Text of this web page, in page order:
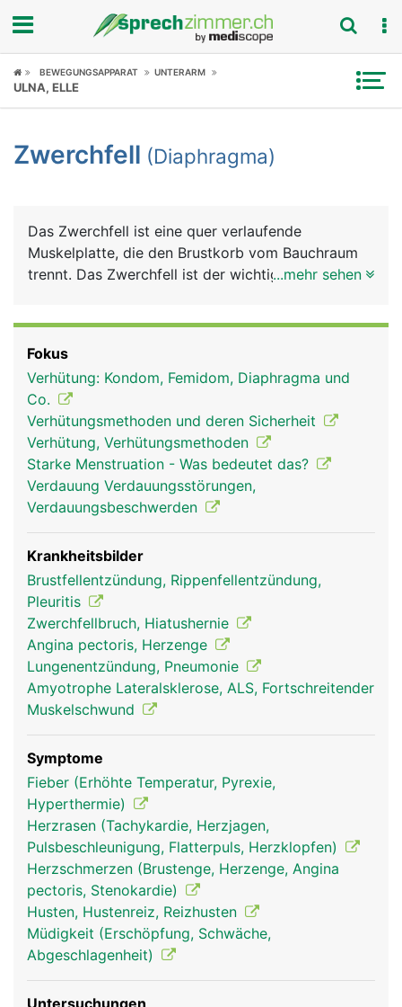
Fokus
Symptome
News
Rubriken
BEWEGUNGSAPPARAT UNTERARM
ULNA, ELLE
Zwerchfell (Diaphragma)
Das Zwerchfell ist eine quer verlaufende
Muskelplatte, die den Brustkorb vom Bauchraum
trennt. Das Zwerchfell ist der wichtigste
unten und unterstützt damit die Lunge beim Ein-
und Ausatmen. Man nennt diese Atmung auch
Zwerchfellatmung oder Bauchatmung. Unterstützt
wird das Zwerchfell durch die Muskeln des
Brustkorbes und des Schultergürtels. Sie werden
als Atemhilfsmuskulatur bezeichnet und kommen
vor allem bei Anstrengung zum Einsatz, bei der
sich der gesamte Brustkorb hebt und senkt. Bei
dieser sogenannten Brustatmung wird die Lunge
beim Einatmen zu allen Seiten auseinander
gezogen. Brust- und Bauchatmung arbeiten immer
zusammen, in Ruhe überwiegt jedoch die Bauch-,
bei Anstrengung die Brustatmung.
Zwerchfell Frau Zwerchfell Mann
...mehr sehen
Fokus
Verhütung: Kondom, Femidom, Diaphragma und
Co.
Verhütungsmethoden und deren Sicherheit
Verhütung, Verhütungsmethoden
Starke Menstruation - Was bedeutet das?
Verdauung Verdauungsstörungen,
Verdauungsbeschwerden
Krankheitsbilder
Brustfellentzündung, Rippenfellentzündung,
Pleuritis
Zwerchfellbruch, Hiatushernie
Angina pectoris, Herzenge
Lungenentzündung, Pneumonie
Amyotrophe Lateralsklerose, ALS, Fortschreitender
Muskelschwund
Symptome
Fieber (Erhöhte Temperatur, Pyrexie,
Hyperthermie)
Herzrasen (Tachykardie, Herzjagen,
Pulsbeschleunigung, Flatterpuls, Herzklopfen)
Herzschmerzen (Brustenge, Herzenge, Angina
pectoris, Stenokardie)
Husten, Hustenreiz, Reizhusten
Müdigkeit (Erschöpfung, Schwäche,
Abgeschlagenheit)
Untersuchungen